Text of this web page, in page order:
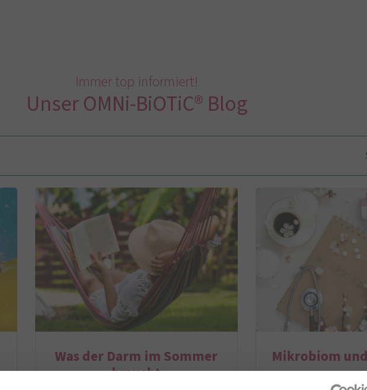
Immer top informiert!
Unser OMNi-BiOTiC® Blog
Was der Darm im Sommer
braucht
Mikrobiom
Gerade war noch alles